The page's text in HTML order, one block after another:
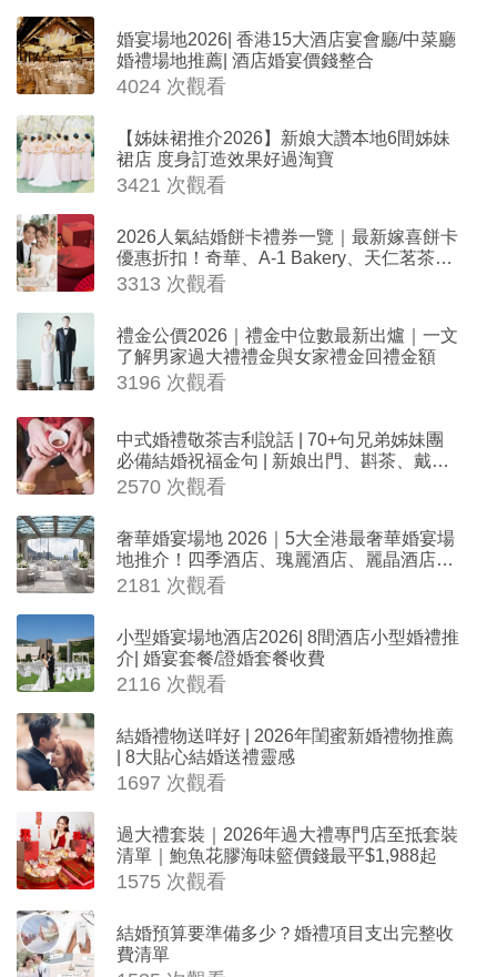
婚宴場地2026| 香港15大酒店宴會廳/中菜廳
婚禮場地推薦| 酒店婚宴價錢整合
4024 次觀看
【姊妹裙推介2026】新娘大讚本地6間姊妹
裙店 度身訂造效果好過淘寶
3421 次觀看
2026人氣結婚餅卡禮券一覽｜最新嫁喜餅卡
優惠折扣！奇華、A-1 Bakery、天仁茗茶、
ROYCE'、Paul Lafayet、agnès b.
3313 次觀看
禮金公價2026｜禮金中位數最新出爐｜一文
了解男家過大禮禮金與女家禮金回禮金額
3196 次觀看
中式婚禮敬茶吉利說話 | 70+句兄弟姊妹團
必備結婚祝福金句 | 新娘出門、斟茶、戴金
器時金句
2570 次觀看
奢華婚宴場地 2026｜5大全港最奢華婚宴場
地推介！四季酒店、瑰麗酒店、麗晶酒店、
Cloud 39、合和酒店 打造夢幻氣派婚禮
2181 次觀看
小型婚宴場地酒店2026| 8間酒店小型婚禮推
介| 婚宴套餐/證婚套餐收費
2116 次觀看
結婚禮物送咩好 | 2026年閨蜜新婚禮物推薦
| 8大貼心結婚送禮靈感
1697 次觀看
過大禮套裝｜2026年過大禮專門店至抵套裝
清單｜鮑魚花膠海味籃價錢最平$1,988起
1575 次觀看
結婚預算要準備多少？婚禮項目支出完整收
費清單